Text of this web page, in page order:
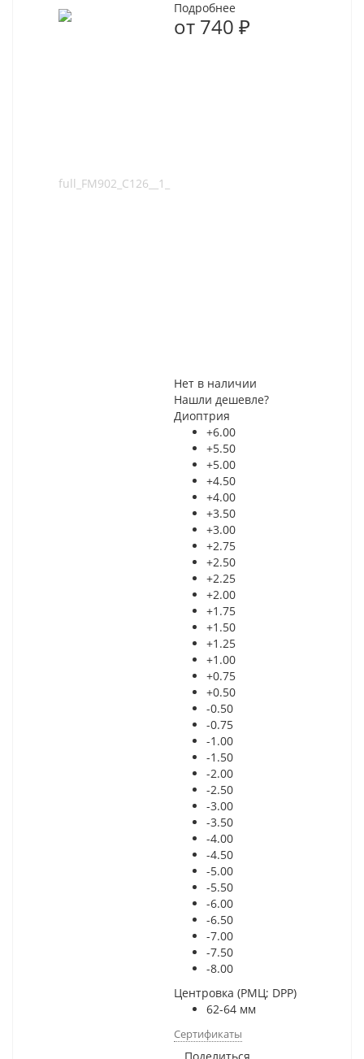
Подробнее
от 740 ₽
Нет в наличии
Нашли дешевле?
Диоптрия
+6.00
+5.50
+5.00
+4.50
+4.00
+3.50
+3.00
+2.75
+2.50
+2.25
+2.00
+1.75
+1.50
+1.25
+1.00
+0.75
+0.50
-0.50
-0.75
-1.00
-1.50
-2.00
-2.50
-3.00
-3.50
-4.00
-4.50
-5.00
-5.50
-6.00
-6.50
-7.00
-7.50
-8.00
Центровка (РМЦ; DPP)
62-64 мм
Сертификаты
Поделиться